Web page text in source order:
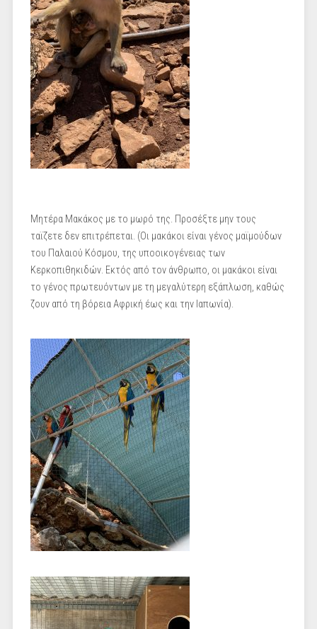
Μητέρα Μακάκος με το μωρό της. Προσέξτε μην τους
ταϊζετε δεν επιτρέπεται. (Οι μακάκοι είναι γένος μαϊμούδων
του Παλαιού Κόσμου, της υποοικογένειας των
Κερκοπιθηκιδών. Εκτός από τον άνθρωπο, οι μακάκοι είναι
το γένος πρωτευόντων με τη μεγαλύτερη εξάπλωση, καθώς
ζουν από τη βόρεια Αφρική έως και την Ιαπωνία).